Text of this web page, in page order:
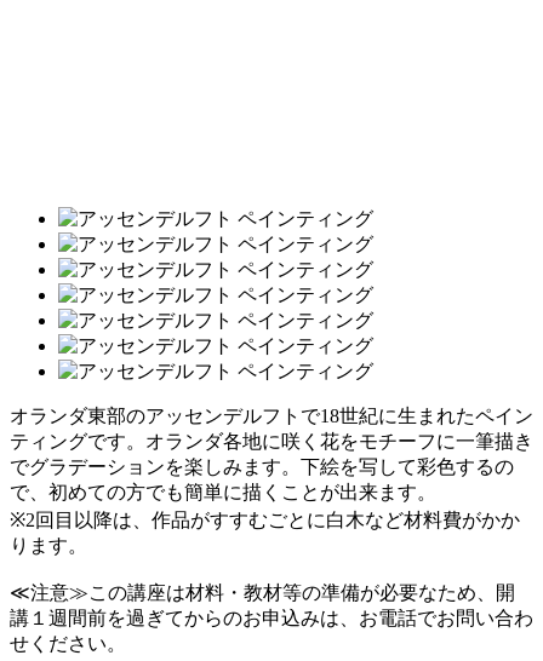
オランダ東部のアッセンデルフトで18世紀に生まれたペイン
ティングです。オランダ各地に咲く花をモチーフに一筆描き
でグラデーションを楽しみます。下絵を写して彩色するの
で、初めての方でも簡単に描くことが出来ます。
※2回目以降は、作品がすすむごとに白木など材料費がかか
ります。
≪注意≫この講座は材料・教材等の準備が必要なため、開
講１週間前を過ぎてからのお申込みは、お電話でお問い合わ
せください。